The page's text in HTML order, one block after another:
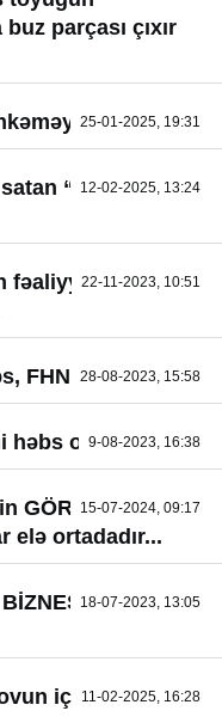
parçası çıxır
25-01-2025, 19:31
verdi
12-02-2025, 13:24
“Best Beef”
22-11-2023, 10:51
fəaliyyəti
28-08-2023, 15:58
FHN necə?
9-08-2023, 16:38
həbs olundu
15-07-2024, 09:17
GÖRÜNƏN
elə ortadadır...
18-07-2023, 13:05
-
11-02-2025, 16:28
içki şirkətində